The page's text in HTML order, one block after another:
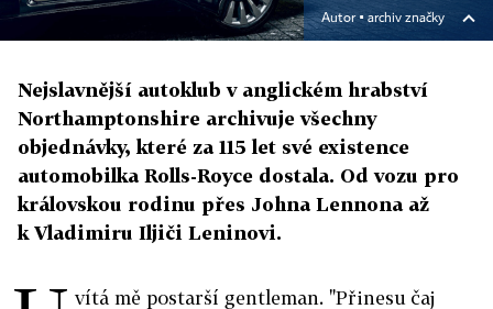
Autor ▪archiv značky
Nejslavnější autoklub v anglickém hrabství
Northamptonshire archivuje všechny
objednávky, které za 115 let své existence
automobilka Rolls-Royce dostala. Od vozu pro
královskou rodinu přes Johna Lennona až
k Vladimiru Iljiči Leninovi.
vítá mě postarší gentleman. "Přinesu čaj